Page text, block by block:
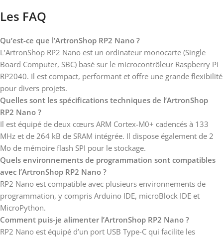
Les FAQ
Qu’est-ce que l’ArtronShop RP2 Nano ?
L’ArtronShop RP2 Nano est un ordinateur monocarte (Single
Board Computer, SBC) basé sur le microcontrôleur Raspberry Pi
RP2040. Il est compact, performant et offre une grande flexibilité
pour divers projets.
Quelles sont les spécifications techniques de l’ArtronShop
RP2 Nano ?
Il est équipé de deux cœurs ARM Cortex-M0+ cadencés à 133
MHz et de 264 kB de SRAM intégrée. Il dispose également de 2
Mo de mémoire flash SPI pour le stockage.
Quels environnements de programmation sont compatibles
avec l’ArtronShop RP2 Nano ?
RP2 Nano est compatible avec plusieurs environnements de
programmation, y compris Arduino IDE, microBlock IDE et
MicroPython.
Comment puis-je alimenter l’ArtronShop RP2 Nano ?
RP2 Nano est équipé d’un port USB Type-C qui facilite les